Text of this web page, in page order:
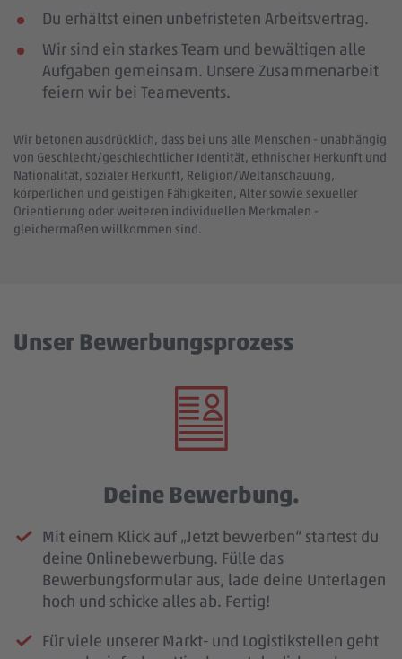
Du erhältst einen unbefristeten Arbeitsvertrag.
Wir sind ein starkes Team und bewältigen alle
Aufgaben gemeinsam. Unsere Zusammenarbeit
feiern wir bei Teamevents.
Wir betonen ausdrücklich, dass bei uns alle Menschen - unabhängig
von Geschlecht/geschlechtlicher Identität, ethnischer Herkunft und
Nationalität, sozialer Herkunft, Religion/Weltanschauung,
körperlichen und geistigen Fähigkeiten, Alter sowie sexueller
Orientierung oder weiteren individuellen Merkmalen -
gleichermaßen willkommen sind.
Unser Bewerbungsprozess
Deine Bewerbung.
Mit einem Klick auf „Jetzt bewerben“ startest du
deine Onlinebewerbung. Fülle das
Bewerbungsformular aus, lade deine Unterlagen
hoch und schicke alles ab. Fertig!
Für viele unserer Markt- und Logistikstellen geht